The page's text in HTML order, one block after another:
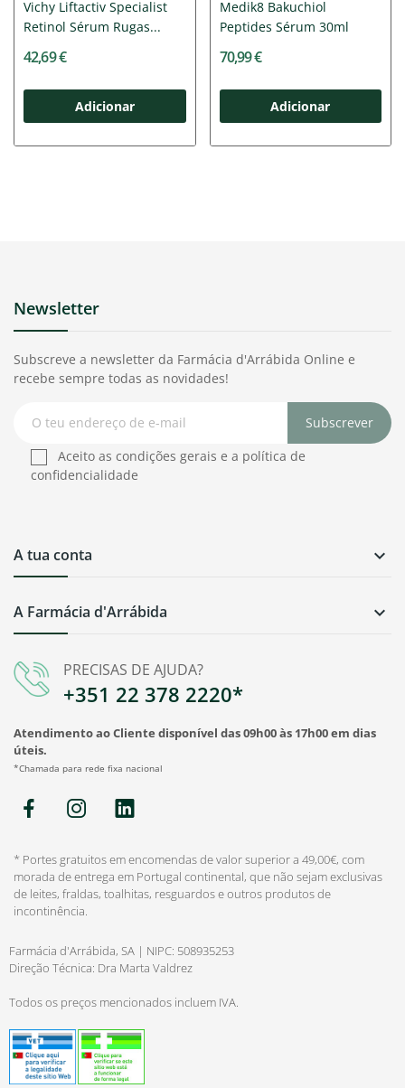
Vichy Liftactiv Specialist
Retinol Sérum Rugas...
42,69 €
Adicionar
Medik8 Bakuchiol
Peptides Sérum 30ml
70,99 €
Adicionar
PRECISAS DE AJUDA?
+351 22 378 2220*
Atendimento ao Cliente disponível das 09h00 às 17h00 em dias
úteis.
*Chamada para rede fixa nacional
A Farmácia d'Arrábida 
A tua conta 
Newsletter
Subscreve a newsletter da Farmácia d'Arrábida Online e
recebe sempre todas as novidades!
Subscrever
Aceito as condições gerais e a política de
confidencialidade
* Portes gratuitos em encomendas de valor superior a 49,00€, com
morada de entrega em Portugal continental, que não sejam exclusivas
de leites, fraldas, toalhitas, resguardos e outros produtos de
incontinência.
Farmácia d'Arrábida, SA | NIPC: 508935253
Direção Técnica: Dra Marta Valdrez
Todos os preços mencionados incluem IVA.